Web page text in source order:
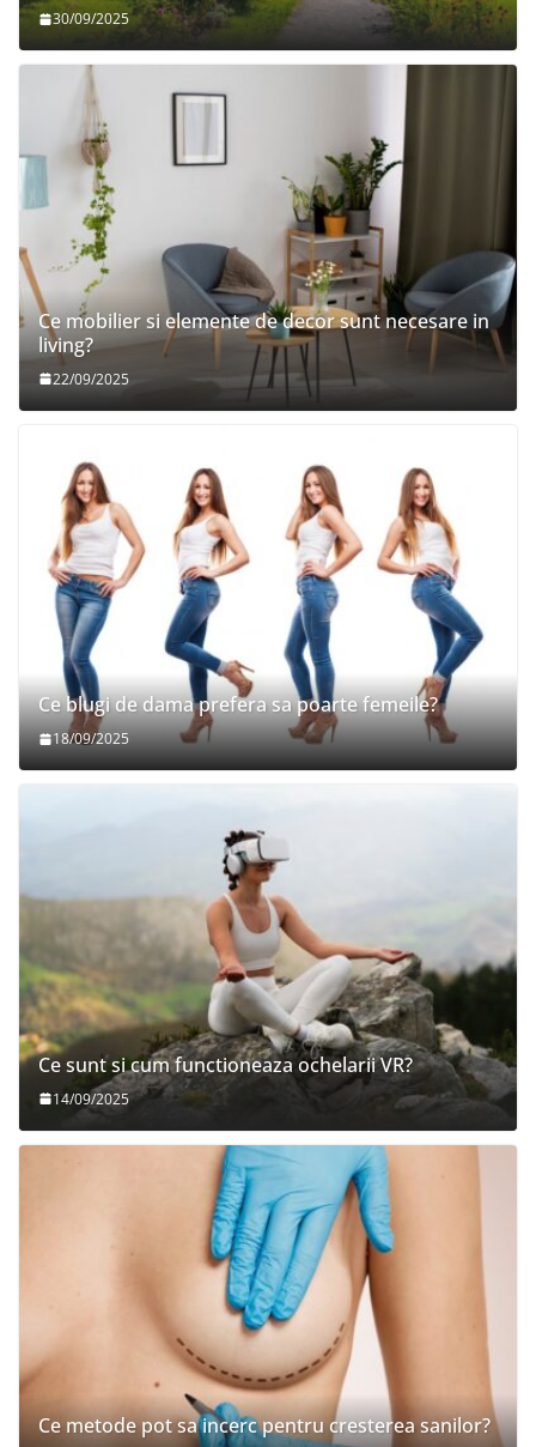
30/09/2025
Ce mobilier si elemente de decor sunt necesare in
living?
22/09/2025
Ce blugi de dama prefera sa poarte femeile?
18/09/2025
Ce sunt si cum functioneaza ochelarii VR?
14/09/2025
Ce metode pot sa incerc pentru cresterea sanilor?